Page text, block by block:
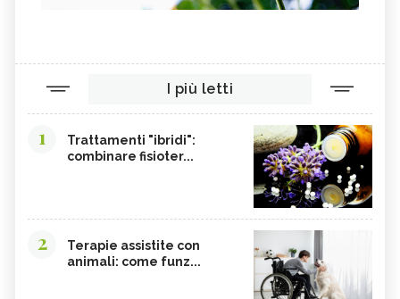
I più letti
1
Trattamenti "ibridi":
combinare fisioter...
2
Terapie assistite con
animali: come funz...